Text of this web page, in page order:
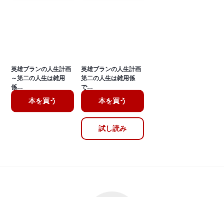
英雄ブランの人生計画
～第二の人生は雑用
係…
本を買う
英雄ブランの人生計画
第二の人生は雑用係
で…
本を買う
試し読み